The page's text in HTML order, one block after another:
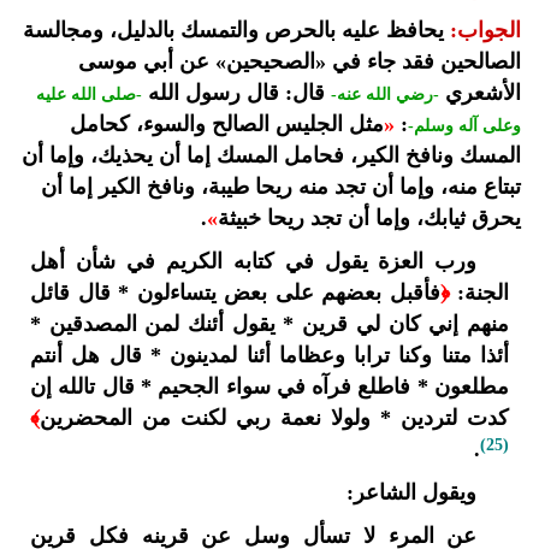
الجواب: يحافظ عليه بالحرص والتمسك بالدليل، ومجالسة
الصالحين فقد جاء في «الصحيحين» عن أبي موسى
الأشعري -رضي الله عنه- قال: قال رسول الله -صلى الله عليه
وعلى آله وسلم-:
«مثل الجليس الصالح والسوء، كحامل
المسك ونافخ الكير، فحامل المسك إما أن يحذيك، وإما أن
تبتاع منه، وإما أن تجد منه ريحا طيبة، ونافخ الكير إما أن
يحرق ثيابك، وإما أن تجد ريحا خبيثة»
.
ورب العزة يقول في كتابه الكريم في شأن أهل
الجنة:﴿فأقبل بعضهم على بعض يتساءلون * قال قائل
منهم إني كان لي قرين * يقول أئنك لمن المصدقين *
أئذا متنا وكنا ترابا وعظاما أئنا لمدينون * قال هل أنتم
مطلعون * فاطلع فرآه في سواء الجحيم * قال تالله إن
كدت لتردين * ولولا نعمة ربي لكنت من المحضرين﴾
(25)
.
ويقول الشاعر:
عن المرء لا تسأل وسل عن قرينه فكل قرين